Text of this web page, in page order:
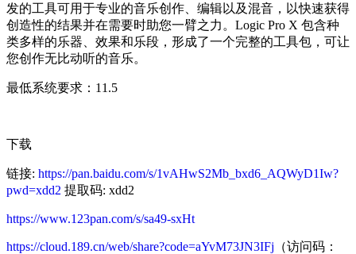
发的工具可用于专业的音乐创作、编辑以及混音，以快速获得
创造性的结果并在需要时助您一臂之力。Logic Pro X 包含种
类多样的乐器、效果和乐段，形成了一个完整的工具包，可让
您创作无比动听的音乐。
最低系统要求：11.5
下载
链接: https://pan.baidu.com/s/1vAHwS2Mb_bxd6_AQWyD1Iw?
pwd=xdd2 提取码: xdd2
https://www.123pan.com/s/sa49-sxHt
https://cloud.189.cn/web/share?code=aYvM73JN3IFj （访问码：